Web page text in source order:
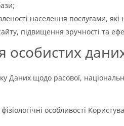
населення послугами,
підвищення зручності та
особистих
Даних щодо расової,
особливості